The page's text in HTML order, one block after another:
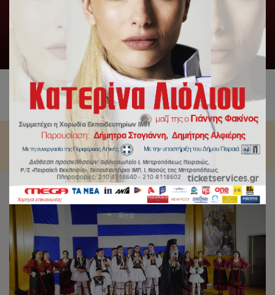
Αρχική Uncategorized
Μητροπολίτης Πειραιώς: Οι
Νεομάρτυρες με το πορφυρό αίμα τους διέσωσαν την πίστη
και ταυτότητά μας.